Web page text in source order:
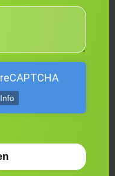
reCAPTCHA
Info